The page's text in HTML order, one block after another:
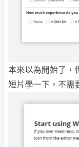
本來以為開始了，
短片學一下，不需